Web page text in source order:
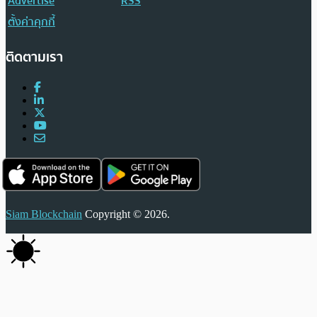
ตั้งค่าคุกกี้
ติดตามเรา
Siam Blockchain Copyright © 2026.